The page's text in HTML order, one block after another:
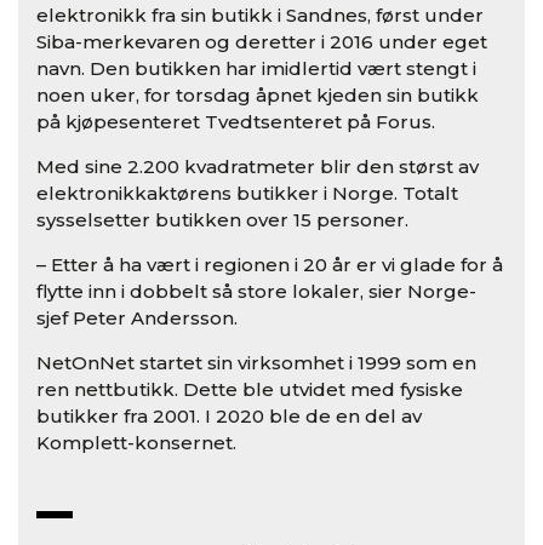
elektronikk fra sin butikk i Sandnes, først under
Siba-merkevaren og deretter i 2016 under eget
navn. Den butikken har imidlertid vært stengt i
noen uker, for torsdag åpnet kjeden sin butikk
på kjøpesenteret Tvedtsenteret på Forus.
Med sine 2.200 kvadratmeter blir den størst av
elektronikkaktørens butikker i Norge. Totalt
sysselsetter butikken over 15 personer.
– Etter å ha vært i regionen i 20 år er vi glade for å
flytte inn i dobbelt så store lokaler, sier Norge-
sjef Peter Andersson.
NetOnNet startet sin virksomhet i 1999 som en
ren nettbutikk. Dette ble utvidet med fysiske
butikker fra 2001. I 2020 ble de en del av
Komplett-konsernet.